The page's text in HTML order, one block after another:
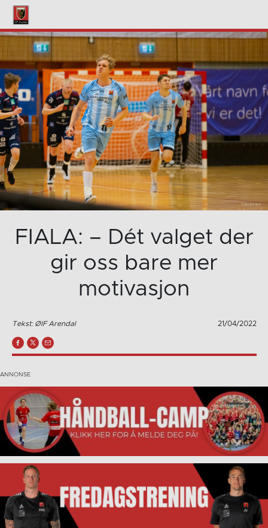
FIALA: – Dét valget der
gir oss bare mer
motivasjon
Tekst: ØIF Arendal 21/04/2022